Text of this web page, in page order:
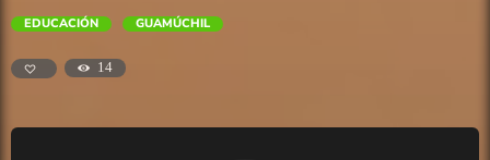
EDUCACIÓN GUAMÚCHIL
14